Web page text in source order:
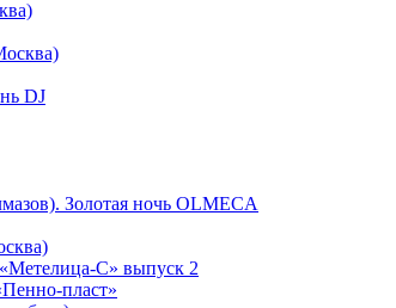
DJ
Золотая ночь OLMECA
С» выпуск 2
пласт»